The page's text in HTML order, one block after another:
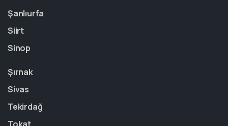
Şanlıurfa
Siirt
Sinop
Şırnak
Sivas
Tekirdağ